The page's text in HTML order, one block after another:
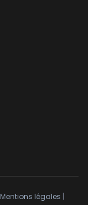
Mentions légales |